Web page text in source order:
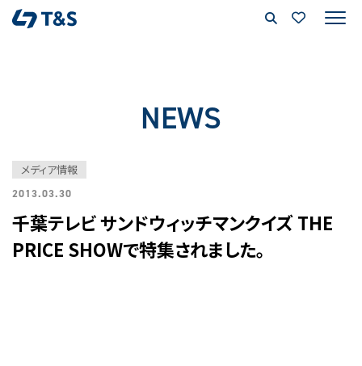
NEWS
メディア情報
2013.03.30
千葉テレビ サンドウィッチマンクイズ THE
PRICE SHOWで特集されました。